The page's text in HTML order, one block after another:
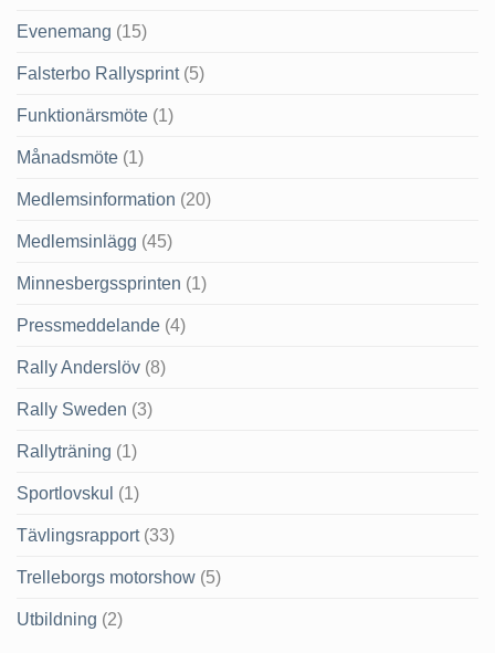
Evenemang (15)
Falsterbo Rallysprint(5)
Funktionärsmöte (1)
Månadsmöte (1)
Medlemsinformation (20)
Medlemsinlägg (45)
Minnesbergssprinten (1)
Pressmeddelande (4)
Rally Anderslöv (8)
Rally Sweden (3)
Rallyträning (1)
Sportlovskul (1)
Tävlingsrapport(33)
Trelleborgs motorshow (5)
Utbildning (2)